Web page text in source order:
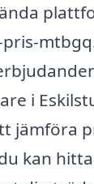
i
jämföra
kan